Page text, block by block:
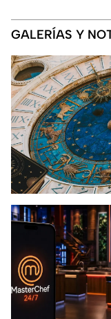
GALERÍAS Y